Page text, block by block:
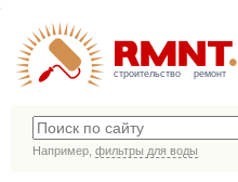
строительство ремонт
Например, фильтры для воды